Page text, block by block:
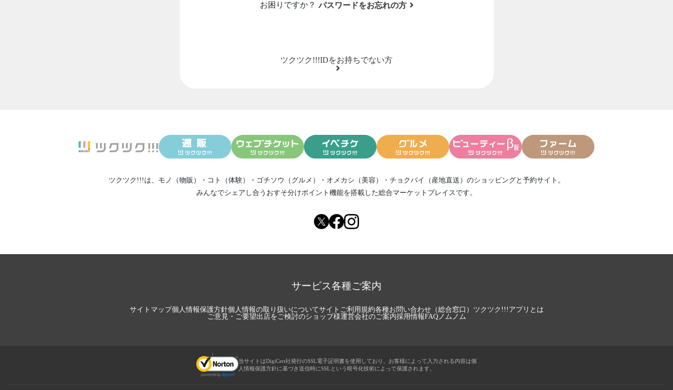
お困りですか？ パスワードをお忘れの方
ツクツク!!!IDをお持ちでない方
ツクツク!!!は、 モノ（物販） ・ コト（体験） ・ ゴチソウ（グルメ） ・ オメカシ（美容） ・ チョクバイ（産地直送） のショッピングと予約サイト。
みんなでシェアし合う おすそ分けポイント機能を搭載した総合マーケットプレイスです。
サービス各種ご案内
サイトマップ個人情報保護方針個人情報の取り扱いについてサイトご利用規約各種お問い合わせ（総合窓口） ツクツク!!!アプリとは
ご意見・ご要望出店をご検討のショップ様運営会社のご案内採用情報FAQノムノム
当サイトはDigiCert社発行のSSL電子証明書を使用しており、お客様によって入力される内容は個
人情報保護方針に基づき送信時にSSLという暗号化技術によって保護されます。